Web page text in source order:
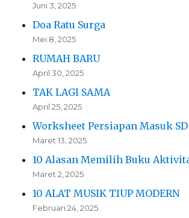
Juni 3, 2025
Doa Ratu Surga
Mei 8, 2025
RUMAH BARU
April 30, 2025
TAK LAGI SAMA
April 25, 2025
Worksheet Persiapan Masuk SD
Maret 13, 2025
10 Alasan Memilih Buku
Maret 2, 2025
10 ALAT MUSIK TIUP MODERN
Februari 24, 2025